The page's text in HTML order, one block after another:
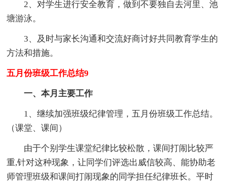
2、对学生进行安全教育，做到不要独自去河里、池
塘游泳。
3、及时与家长沟通和交流好商讨好共同教育学生的
方法和措施。
五月份班级工作总结9
一、本月主要工作
1、继续加强班级纪律管理，五月份班级工作总结。
（课堂、课间）
由于个别学生课堂纪律比较松散，课间打闹比较严
重,针对这种现象，让同学们评选出威信较高、能协助老
师管理班级和课间打闹现象的同学担任纪律班长。平时